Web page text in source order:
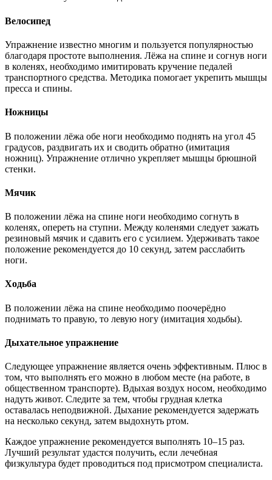
Велосипед
Упражнение известно многим и пользуется популярностью
благодаря простоте выполнения. Лёжа на спине и согнув ноги
в коленях, необходимо имитировать кручение педалей
транспортного средства. Методика помогает укрепить мышцы
пресса и спины.
Ножницы
В положении лёжа обе ноги необходимо поднять на угол 45
градусов, раздвигать их и сводить обратно (имитация
ножниц). Упражнение отлично укрепляет мышцы брюшной
стенки.
Мячик
В положении лёжа на спине ноги необходимо согнуть в
коленях, опереть на ступни. Между коленями следует зажать
резиновый мячик и сдавить его с усилием. Удерживать такое
положение рекомендуется до 10 секунд, затем расслабить
ноги.
Ходьба
В положении лёжа на спине необходимо поочерёдно
поднимать то правую, то левую ногу (имитация ходьбы).
Дыхательное упражнение
Следующее упражнение является очень эффективным. Плюс в
том, что выполнять его можно в любом месте (на работе, в
общественном транспорте). Вдыхая воздух носом, необходимо
надуть живот. Следите за тем, чтобы грудная клетка
оставалась неподвижной. Дыхание рекомендуется задержать
на несколько секунд, затем выдохнуть ртом.
Каждое упражнение рекомендуется выполнять 10–15 раз.
Лучший результат удастся получить, если лечебная
физкультура будет проводиться под присмотром специалиста.